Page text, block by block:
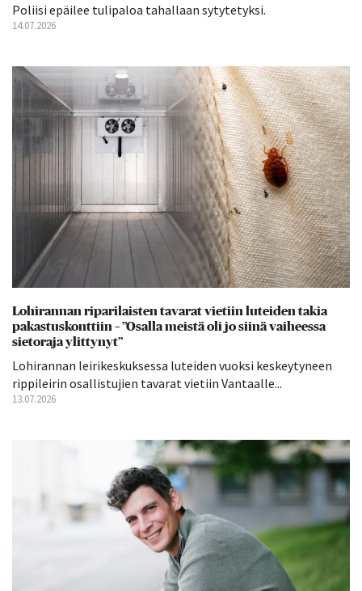
Poliisi epäilee tulipaloa tahallaan sytytetyksi.
14.07.2026
Lohirannan riparilaisten tavarat vietiin luteiden takia
pakastuskonttiin – ”Osalla meistä oli jo siinä vaiheessa
sietoraja ylittynyt”
Lohirannan leirikeskuksessa luteiden vuoksi keskeytyneen
rippileirin osallistujien tavarat vietiin Vantaalle...
13.07.2026